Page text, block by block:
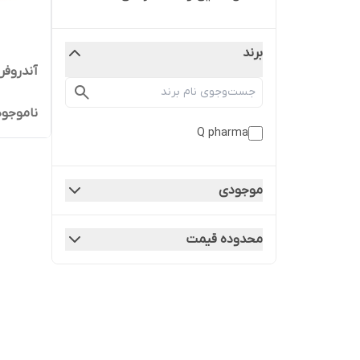
برند
Q pharma
موجودی
محدوده قیمت